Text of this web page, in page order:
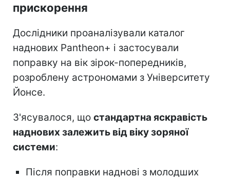
прискорення
Дослідники проаналізували каталог
наднових Pantheon+ і застосували
поправку на вік зірок-попередників,
розроблену астрономами з Університету
Йонсе.
З'ясувалося, що стандартна яскравість
наднових залежить від віку зоряної
системи:
Після поправки наднові з молодших